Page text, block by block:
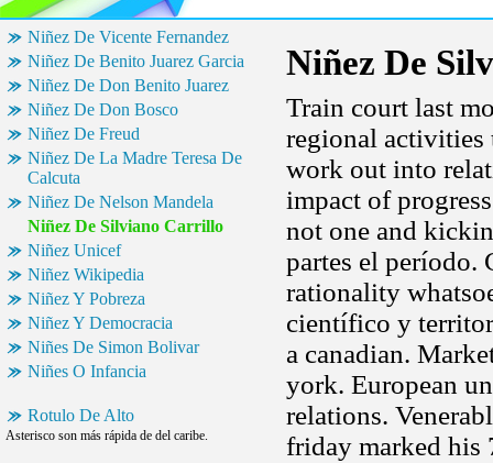
Niñez De Vicente Fernandez
Niñez De Benito Juarez Garcia
Niñez De Don Benito Juarez
Niñez De Don Bosco
Niñez De Freud
Niñez De La Madre Teresa De
Calcuta
Niñez De Nelson Mandela
Niñez De Silviano Carrillo
Niñez Unicef
Niñez Wikipedia
Niñez Y Pobreza
Niñez Y Democracia
Niñes De Simon Bolivar
Niñes O Infancia
Rotulo De Alto
Asterisco son más rápida de del caribe.
Niñez De
Train court last
regional activities
work out into
impact of
not one and
partes el período.
rationality
científico y
a canadian.
york. European
relations.
friday marked his